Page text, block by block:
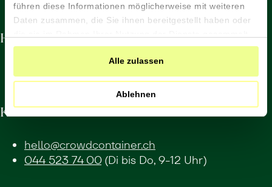
führen diese Informationen möglicherweise mit weiteren
Daten zusammen, die Sie ihnen bereitgestellt haben oder
haben.
Alle zulassen
Ablehnen
Hilfe
Kontakt
hello@crowdcontainer.ch
044 523 74 00(Di bis Do, 9-12 Uhr)